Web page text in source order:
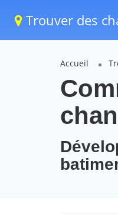
Trouver des
Accueil